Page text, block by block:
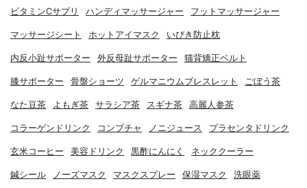
ビタミンCサプリ ハンディマッサージャー フットマッサージャー
マッサージシート ホットアイマスク いびき防止枕
内反小趾サポーター 外反母趾サポーター 猫背矯正ベルト
膝サポーター 骨盤ショーツ ゲルマニウムブレスレット ごぼう茶
なた豆茶 よもぎ茶 サラシア茶 スギナ茶 高麗人参茶
コラーゲンドリンク コンブチャ ノニジュース プラセンタドリンク
玄米コーヒー 美容ドリンク 黒酢にんにく ネッククーラー
鍼シール ノーズマスク マスクスプレー 保湿マスク 洗眼薬